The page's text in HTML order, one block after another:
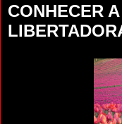
CONHECER